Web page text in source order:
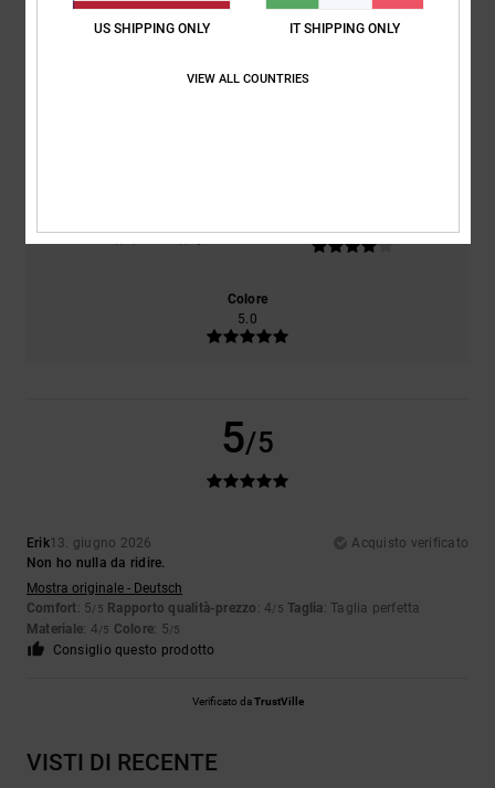
4.0
Colore
5.0
5/5
Erik13. giugno 2026
Acquisto verificato
Non ho nulla da ridire.
Mostra originale - Deutsch
Comfort: 5/5 Rapporto qualità-prezzo : 4/5 Taglia: Taglia perfetta
Materiale: 4/5 Colore: 5/5
Consiglio questo prodotto
Verificato daTrustVille
VISTI DI RECENTE
US SHIPPING ONLY IT SHIPPING ONLY
VIEW ALL COUNTRIES